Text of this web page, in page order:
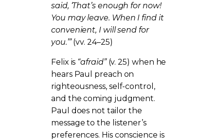
said, ‘That’s enough for now!
You may leave. When I find it
convenient, I will send for
you.’”(vv. 24–25)
Felix is “afraid”(v. 25) when he
hears Paul preach on
righteousness, self-control,
and the coming judgment.
Paul does not tailor the
message to the listener’s
preferences. His conscience is